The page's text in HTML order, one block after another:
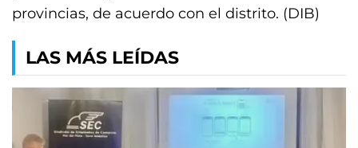
provincias, de acuerdo con el distrito. (DIB)
LAS MÁS LEÍDAS